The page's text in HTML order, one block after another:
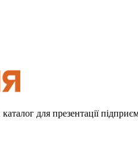
для презентації